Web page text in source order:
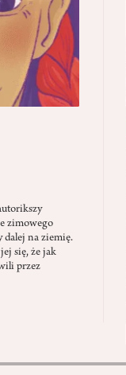
zimowego
dalej na ziemię.
się, że jak
przez